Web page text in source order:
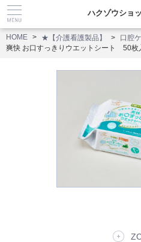
ハクゾウショ
HOME ★【介護看護製品】
口腔
爽快 お口すっきりウエットシート 50枚